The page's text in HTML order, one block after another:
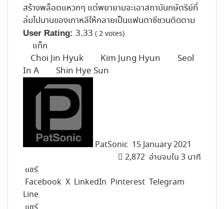
สร้างพล็อตแหวกๆ แต่พยายามจะเอาสถาบันกษัตริย์ที่
ล่มไปนานของเกาหลีให้กลายเป็นแฟนตาซีชวนติดตาม
User Rating: 3.33 ( 2 votes)
แท็ก
Choi Jin Hyuk
Kim Jung Hyun
Seol
In A
Shin Hye Sun
PatSonic 15 January 2021
2,872 อ่านจบใน 3 นาที
แชร์
Facebook X LinkedIn Pinterest Telegram
Line